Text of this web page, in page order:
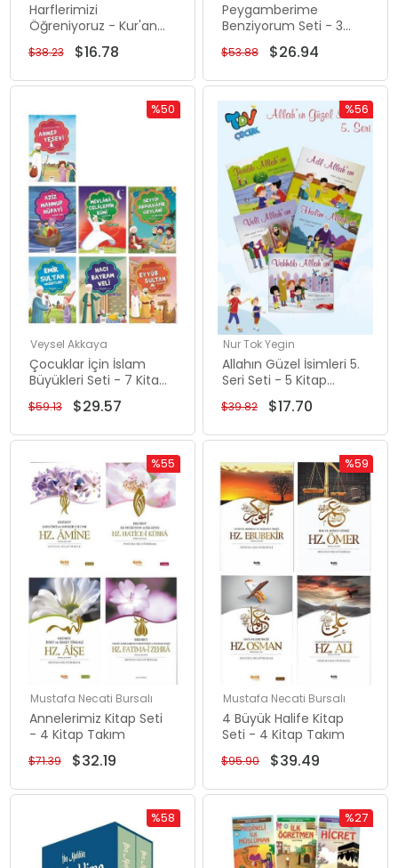
Harflerimizi
Öğreniyoruz - Kur'an
Eğitim Seti 1 - 3 Kitap
Takım
$16.78
$38.23
Peygamberime
Benziyorum Seti - 3
Kitap Takım$26.94
$53.88
Veysel Akkaya
Çocuklar İçin İslam
Büyükleri Seti - 7 Kitap
$29.57
$59.13
%50
Nur Tok Yegin
Allahın Güzel İsimleri 5.
Seri Seti - 5 Kitap
$17.70
$39.82
%56
İndirim
Mustafa Necati Bursalı
Annelerimiz Kitap Seti
- 4 Kitap Takım
$32.19
$71.39
%55
İndirim
%55İndirim
Mustafa Necati Bursalı
4 Büyük Halife Kitap
Seti - 4 Kitap Takım
$39.49
$95.90
%59
İndirim
%58
İndirim
%58İndirim
%27
İndirim